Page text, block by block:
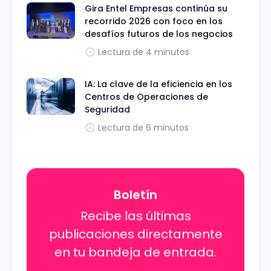
Gira Entel Empresas continúa su
recorrido 2026 con foco en los
desafíos futuros de los negocios
Lectura de 4 minutos
IA: La clave de la eficiencia en los
Centros de Operaciones de
Seguridad
Lectura de 6 minutos
Boletín
Recibe las últimas
publicaciones directamente
en tu bandeja de entrada.